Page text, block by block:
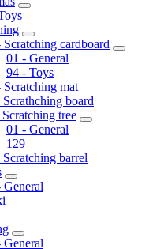
Scratching cardboard
01 - General
94 - Toys
Scratching mat
Scrathching board
Scratching tree
01 - General
129
Scratching barrel
General
General